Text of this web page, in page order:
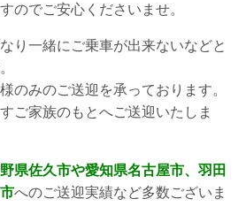
のでご安心くださいませ。
り一緒にご乗車が出来ないなどと
のみのご送迎を承っております。
ご家族のもとへご送迎いたしま
県佐久市や愛知県名古屋市、羽田
へのご送迎実績など多数ございま